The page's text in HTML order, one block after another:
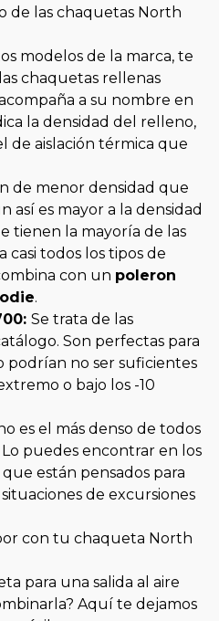
de las chaquetas North
modelos de la marca, te
chaquetas rellenas
a su nombre en
la densidad del relleno,
de aislación térmica que
de menor densidad que
así es mayor a la densidad
tienen la mayoría de las
casi todos los tipos de
con un poleron
.
Se trata de las
Son perfectas para
podrían no ser suficientes
o bajo los -10
es el más denso de todos
puedes encontrar en los
están pensados para
de excursiones
con tu chaqueta North
para una salida al aire
Aquí te dejamos